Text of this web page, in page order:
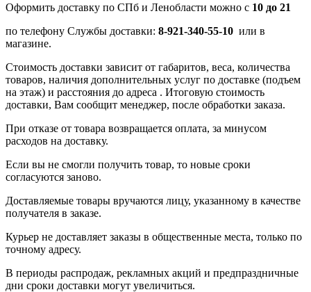
Оформить доставку по СПб и Ленобласти можно с 10 до 21
по телефону Службы доставки: 8-921-340-55-10 или в
магазине.
Стоимость доставки зависит от габаритов, веса, количества
товаров, наличия дополнительных услуг по доставке (подъем
на этаж) и расстояния до адреса . Итоговую стоимость
доставки, Вам сообщит менеджер, после обработки заказа.
При отказе от товара возвращается оплата, за минусом
расходов на доставку.
Если вы не смогли получить товар, то новые сроки
согласуются заново.
Доставляемые товары вручаются лицу, указанному в качестве
получателя в заказе.
Курьер не доставляет заказы в общественные места, только по
точному адресу.
В периоды распродаж, рекламных акций и предпраздничные
дни сроки доставки могут увеличиться.